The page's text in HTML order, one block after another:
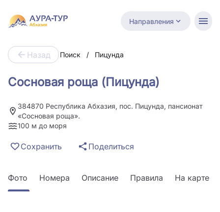
Направления
Назад Поиск / Пицунда
Сосновая роща (Пицунда)
384870 Республика Абхазия, пос. Пицунда, пансионат
«Сосновая роща».
100 м до моря
Сохранить Поделиться
Фото Номера Описание Правила На карте